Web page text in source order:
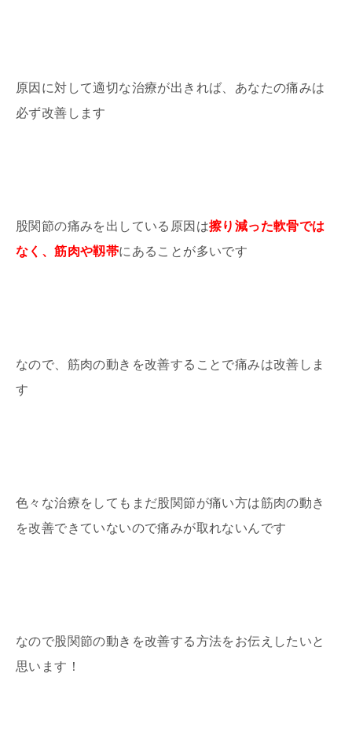
原因に対して適切な治療が出きれば、あなたの痛みは
必ず改善します
股関節の痛みを出している原因は擦り減った軟骨では
なく、筋肉や靱帯にあることが多いです
なので、筋肉の動きを改善することで痛みは改善しま
す
色々な治療をしてもまだ股関節が痛い方は筋肉の動き
を改善できていないので痛みが取れないんです
なので股関節の動きを改善する方法をお伝えしたいと
思います！